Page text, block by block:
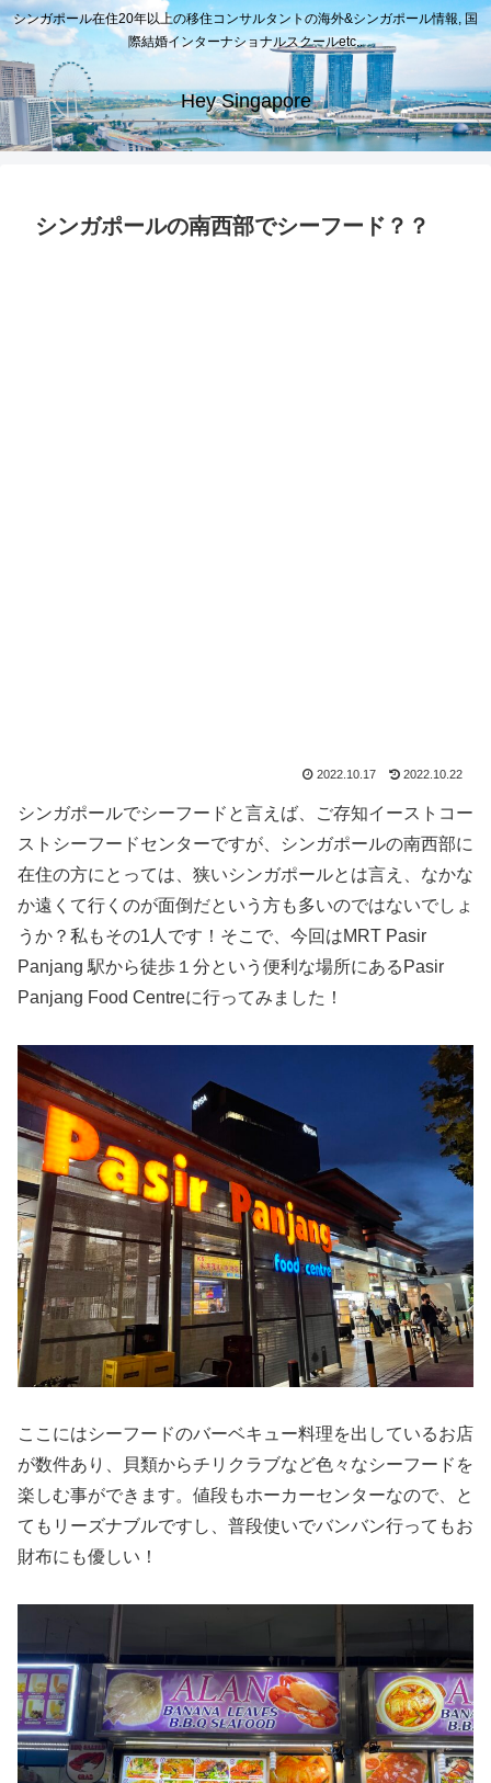
シンガポール在住20年以上の移住コンサルタントの海外&シンガポール情報, 国
際結婚インターナショナルスクールetc..
Hey Singapore
シンガポールの南西部でシーフード？？
2022.10.17 2022.10.22
シンガポールでシーフードと言えば、ご存知イーストコー
ストシーフードセンターですが、シンガポールの南西部に
在住の方にとっては、狭いシンガポールとは言え、なかな
か遠くて行くのが面倒だという方も多いのではないでしょ
うか？私もその1人です！そこで、今回はMRT Pasir
Panjang 駅から徒歩１分という便利な場所にあるPasir
Panjang Food Centreに行ってみました！
ここにはシーフードのバーベキュー料理を出しているお店
が数件あり、貝類からチリクラブなど色々なシーフードを
楽しむ事ができます。値段もホーカーセンターなので、と
てもリーズナブルですし、普段使いでバンバン行ってもお
財布にも優しい！